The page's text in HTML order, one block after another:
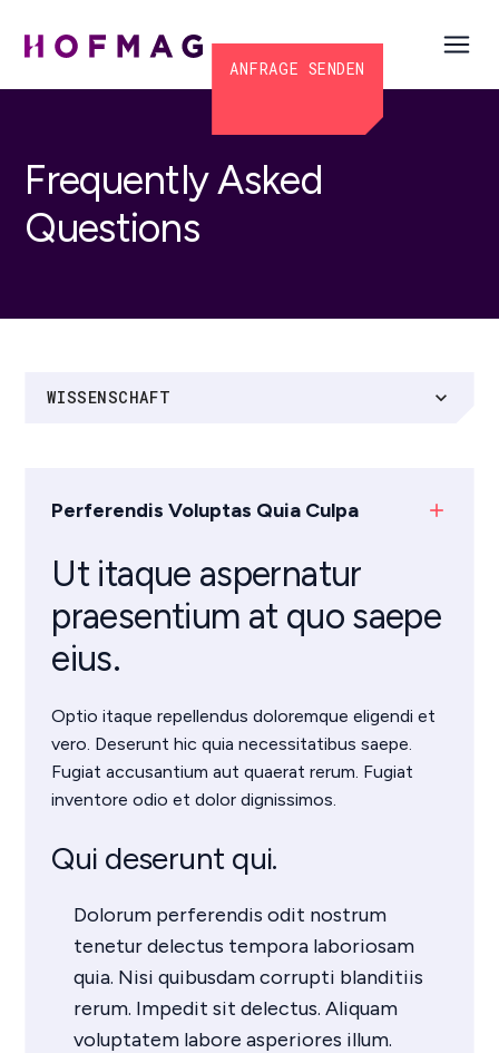
ANFRAGE SENDEN
Frequently Asked
Questions
WISSENSCHAFT expand_more
Perferendis Voluptas Quia Culpa add
Ut itaque aspernatur
praesentium at quo saepe
eius.
Optio itaque repellendus doloremque eligendi et
vero. Deserunt hic quia necessitatibus saepe.
Fugiat accusantium aut quaerat rerum. Fugiat
inventore odio et dolor dignissimos.
Qui deserunt qui.
Dolorum perferendis odit nostrum
tenetur delectus tempora laboriosam
quia. Nisi quibusdam corrupti blanditiis
rerum. Impedit sit delectus. Aliquam
voluptatem labore asperiores illum.